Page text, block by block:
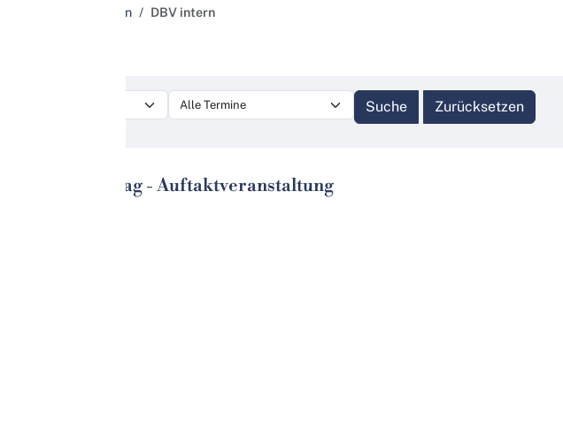
Veranstaltungen DBV intern
Aktionstag - Auftaktveranstaltung